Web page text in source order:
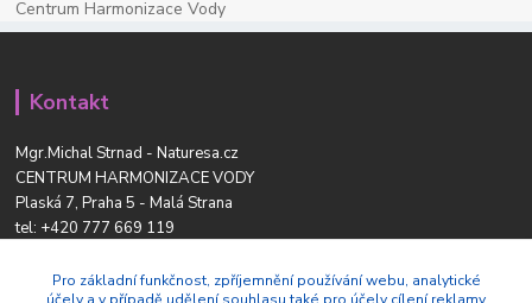
Centrum Harmonizace Vody
Kontakt
Mgr.Michal Strnad - Naturesa.cz
CENTRUM HARMONIZACE VODY
Plaská 7, Praha 5 - Malá Strana
tel: +420 777 669 119
naturesa@email.cz
Pro základní funkčnost, zpříjemnění používání webu, analytické
účely a v případě udělení souhlasu také pro účely cílení reklamy